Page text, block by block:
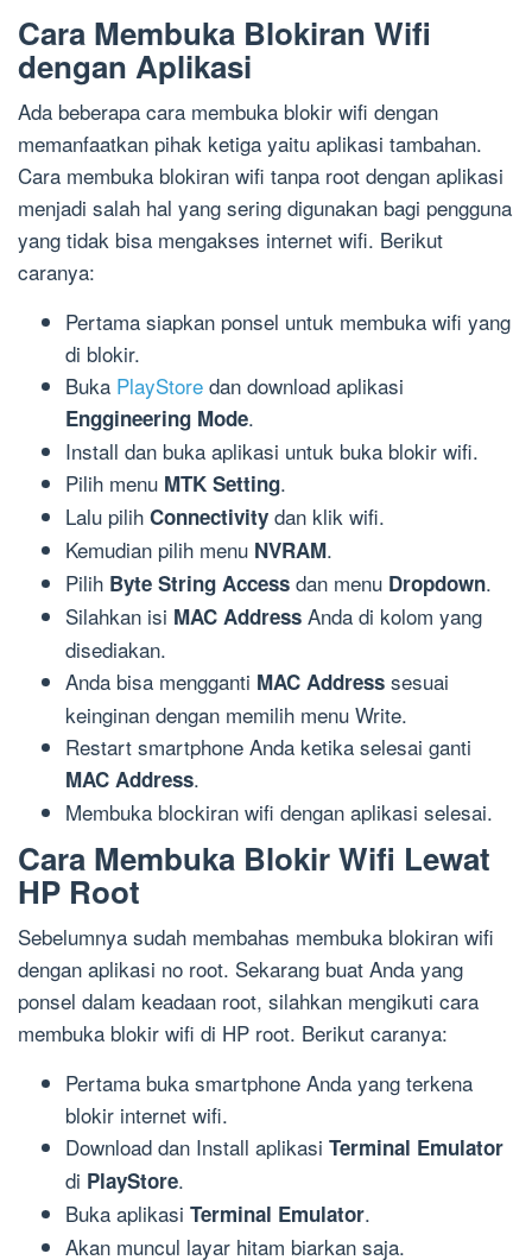
Cara Membuka Blokiran Wifi
dengan Aplikasi
Ada beberapa cara membuka blokir wifi dengan
memanfaatkan pihak ketiga yaitu aplikasi tambahan.
Cara membuka blokiran wifi tanpa root dengan aplikasi
menjadi salah hal yang sering digunakan bagi pengguna
yang tidak bisa mengakses internet wifi. Berikut
caranya:
Pertama siapkan ponsel untuk membuka wifi yang
di blokir.
Buka PlayStore dan download aplikasi
Enggineering Mode.
Install dan buka aplikasi untuk buka blokir wifi.
Pilih menu MTK Setting.
Lalu pilih Connectivity dan klik wifi.
Kemudian pilih menu NVRAM.
Pilih Byte String Access dan menu Dropdown.
Silahkan isi MAC Address Anda di kolom yang
disediakan.
Anda bisa mengganti MAC Address sesuai
keinginan dengan memilih menu Write.
Restart smartphone Anda ketika selesai ganti
MAC Address.
Membuka blockiran wifi dengan aplikasi selesai.
Cara Membuka Blokir Wifi Lewat
HP Root
Sebelumnya sudah membahas membuka blokiran wifi
dengan aplikasi no root. Sekarang buat Anda yang
ponsel dalam keadaan root, silahkan mengikuti cara
membuka blokir wifi di HP root. Berikut caranya:
Pertama buka smartphone Anda yang terkena
blokir internet wifi.
Download dan Install aplikasi Terminal Emulator
di PlayStore.
Buka aplikasi Terminal Emulator.
Akan muncul layar hitam biarkan saja.